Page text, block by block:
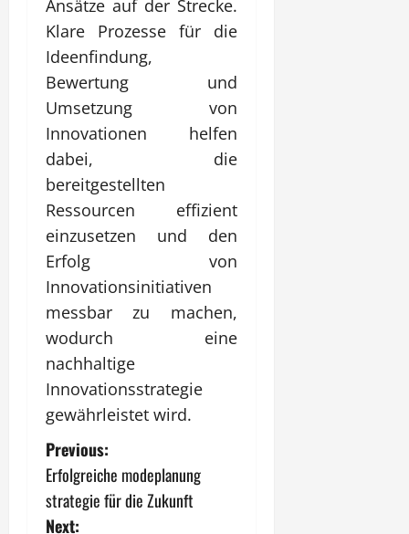
Ansätze auf der Strecke.
Klare Prozesse für die
Ideenfindung,
Bewertung und
Umsetzung von
Innovationen helfen
dabei, die
bereitgestellten
Ressourcen effizient
einzusetzen und den
Erfolg von
Innovationsinitiativen
messbar zu machen,
wodurch eine
nachhaltige
Innovationsstrategie
gewährleistet wird.
P
o
Previous:
Erfolgreiche modeplanung
strategie für die Zukunft
Next: